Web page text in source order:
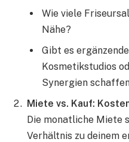
Wie viele
Nähe?
Gibt es
Kosmetikstudios
Synergien
Miete vs. Kauf:
Die monatliche Miete
Verhältnis zu deinem